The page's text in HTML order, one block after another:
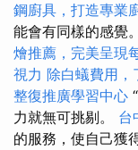
鋼廚具，打造專業
能會有同樣的感覺。
燴推薦，完美呈現
視力 除白蟻費用，
整復推廣學習中心
力就無可挑剔。 台
的服務，使自己獲